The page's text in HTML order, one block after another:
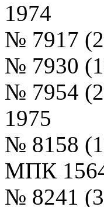
1974
№ 7917
№ 7930
№ 7954
1975
№ 8158
МПК
№ 8241